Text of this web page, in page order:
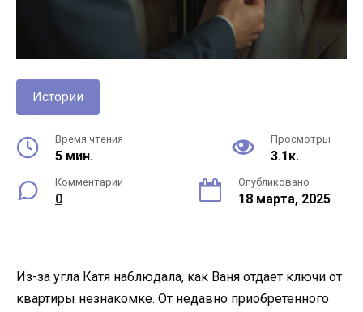
Истории
Время чтения
5 мин.
Просмотры
3.1к.
Комментарии
0
Опубликовано
18 марта, 2025
Из-за угла Катя наблюдала, как Ваня отдает ключи от
квартиры незнакомке. От недавно приобретенного